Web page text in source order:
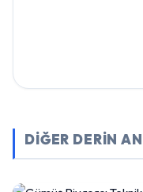
DİĞER DERİN